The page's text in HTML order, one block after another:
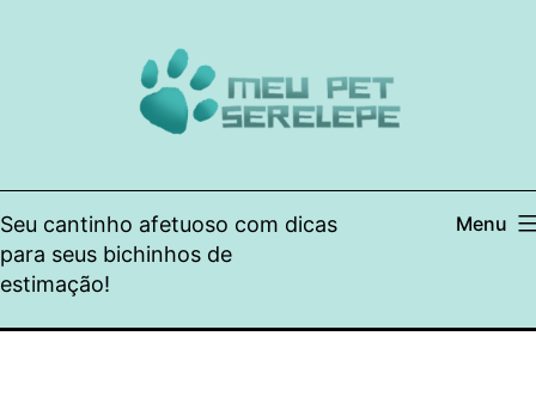
Seu cantinho afetuoso com dicas
para seus bichinhos de
estimação!
Menu